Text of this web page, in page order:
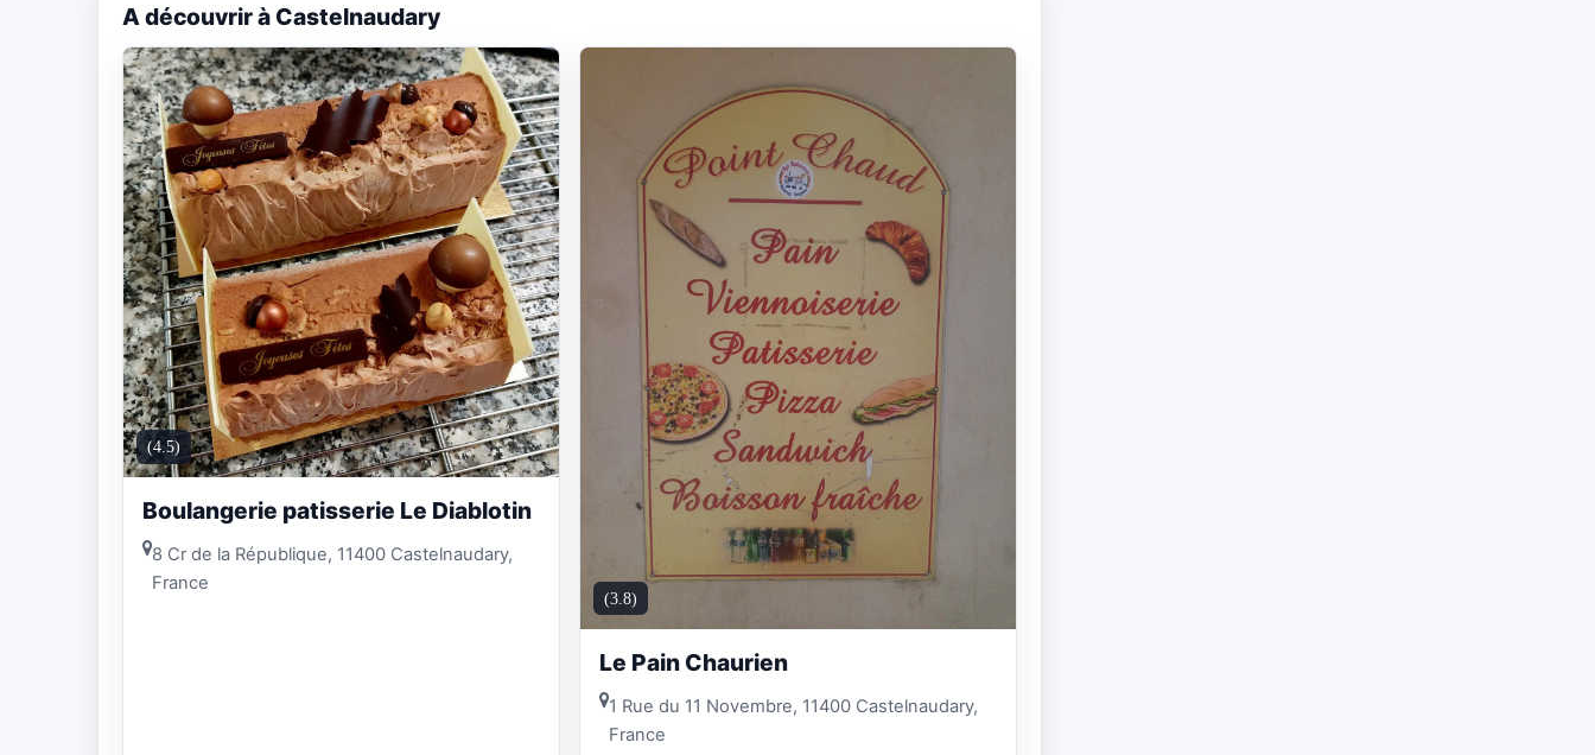
A découvrir à Castelnaudary
(4.5)
Boulangerie patisserie Le Diablotin
8 Cr de la République, 11400 Castelnaudary,
France
(3.8)
Le Pain Chaurien
1 Rue du 11 Novembre, 11400 Castelnaudary,
France